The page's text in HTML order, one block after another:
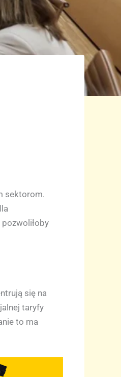
sektorom.
się na
taryfy
to ma